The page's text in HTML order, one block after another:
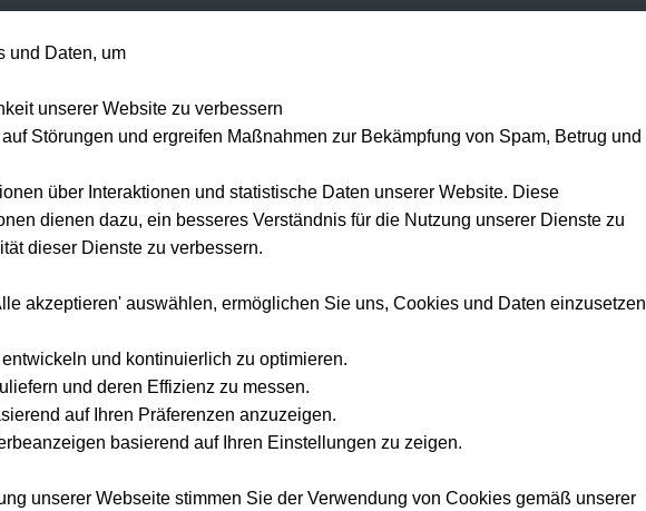
contact@tickwell-
und Daten, um
unserer Website zu verbessern
Störungen und ergreifen Maßnahmen zur Bekämpfung von Spam, Betrug und
über Interaktionen und statistische Daten unserer Website. Diese
dienen dazu, ein besseres Verständnis für die Nutzung unserer Dienste zu
dieser Dienste zu verbessern.
akzeptieren' auswählen, ermöglichen Sie uns, Cookies und Daten
und kontinuierlich zu optimieren.
und deren Effizienz zu messen.
auf Ihren Präferenzen anzuzeigen.
basierend auf Ihren Einstellungen zu zeigen.
unserer Webseite stimmen Sie der Verwendung von Cookies gemäß unserer